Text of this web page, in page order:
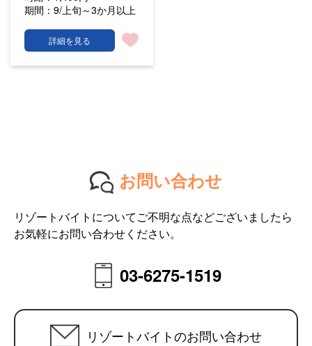
期間： 9/上旬～3か月以上
詳細を見る
お問い合わせ
リゾートバイトについてご不明な点などございましたら
お気軽にお問い合わせください。
03-6275-1519
リゾートバイトのお問い合わせ